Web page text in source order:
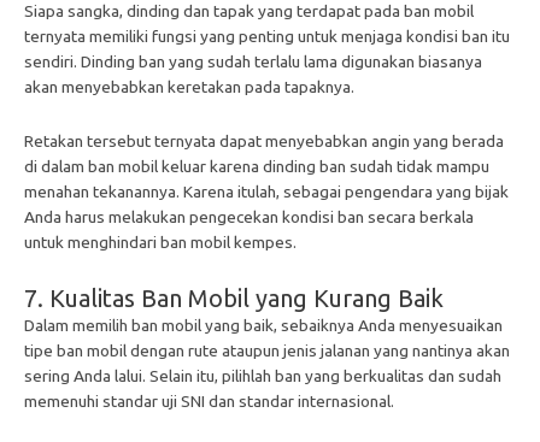
Siapa sangka, dinding dan tapak yang terdapat pada ban mobil
ternyata memiliki fungsi yang penting untuk menjaga kondisi ban itu
sendiri. Dinding ban yang sudah terlalu lama digunakan biasanya
akan menyebabkan keretakan pada tapaknya.
Retakan tersebut ternyata dapat menyebabkan angin yang berada
di dalam ban mobil keluar karena dinding ban sudah tidak mampu
menahan tekanannya. Karena itulah, sebagai pengendara yang bijak
Anda harus melakukan pengecekan kondisi ban secara berkala
untuk menghindari ban mobil kempes.
7. Kualitas Ban Mobil yang Kurang Baik
Dalam memilih ban mobil yang baik, sebaiknya Anda menyesuaikan
tipe ban mobil dengan rute ataupun jenis jalanan yang nantinya akan
sering Anda lalui. Selain itu, pilihlah ban yang berkualitas dan sudah
memenuhi standar uji SNI dan standar internasional.